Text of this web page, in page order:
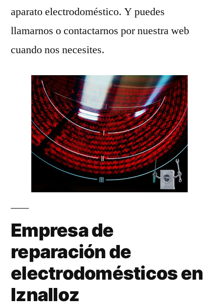
aparato electrodoméstico. Y puedes
llamarnos o contactarnos por nuestra web
cuando nos necesites.
Empresa de
reparación de
electrodomésticos en
Iznalloz